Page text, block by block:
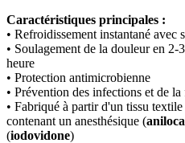
Caractéristiques principales :
• Refroidissement instantané avec
• Soulagement de la douleur en
heure
• Protection antimicrobienne
• Prévention des infections et de
• Fabriqué à partir d'un tissu
contenant un anesthésique (
(iodovidone)